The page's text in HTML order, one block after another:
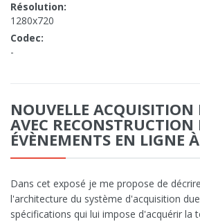
Résolution:
1280x720
Codec:
-
NOUVELLE ACQUISITION
AVEC RECONSTRUCTION
ÉVÈNEMENTS EN LIGNE
Dans cet exposé je me propose de
l'architecture du système d'acquisition
spécifications qui lui impose d'acquérir la